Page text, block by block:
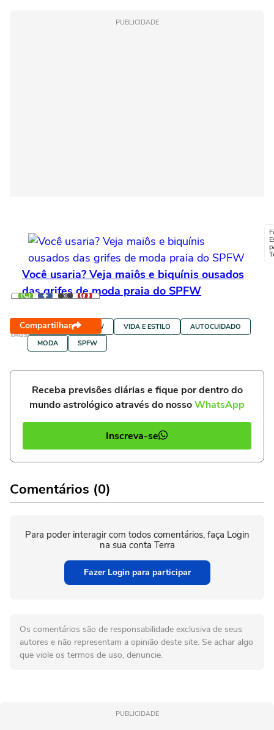
PUBLICIDADE
Você usaria? Veja maiôs e biquínis ousados
das grifes de moda praia do SPFW
Compartilhar
TAGS
FAMOSOS NO SPFW VIDA E ESTILO
AUTOCUIDADO
MODA
SPFW
Receba previsões diárias e fique por dentro do
mundo astrológico através do nossoWhatsApp
Inscreva-se
Comentários (0)
Para poder interagir com todos comentários, faça Login
na sua conta Terra
Fazer Login para participar
Os comentários são de responsabilidade exclusiva de seus
autores e não representam a opinião deste site. Se achar algo
que viole os termos de uso, denuncie.
PUBLICIDADE